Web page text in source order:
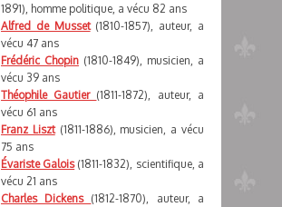
1891), homme politique, a vécu 82 ans
Alfred de Musset(1810-1857), auteur, a
vécu 47 ans
Frédéric Chopin(1810-1849), musicien, a
vécu 39 ans
Théophile Gautier (1811-1872), auteur, a
vécu 61 ans
Franz Liszt(1811-1886), musicien, a vécu
75 ans
Évariste Galois(1811-1832), scientifique, a
vécu 21 ans
Charles Dickens (1812-1870), auteur, a